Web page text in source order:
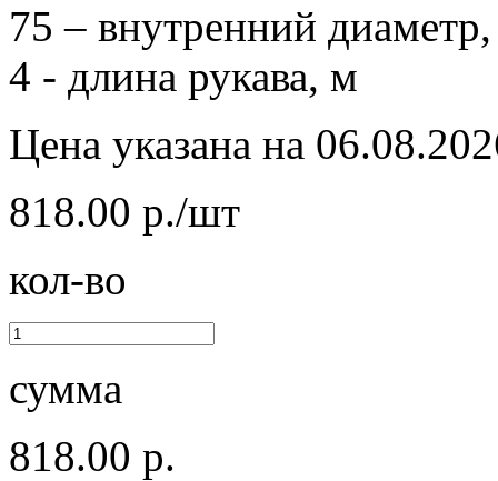
75 – внутренний
4 - длина рукава, м
Цена указана на
818.00 р./шт
кол-во
сумма
818.00 р.